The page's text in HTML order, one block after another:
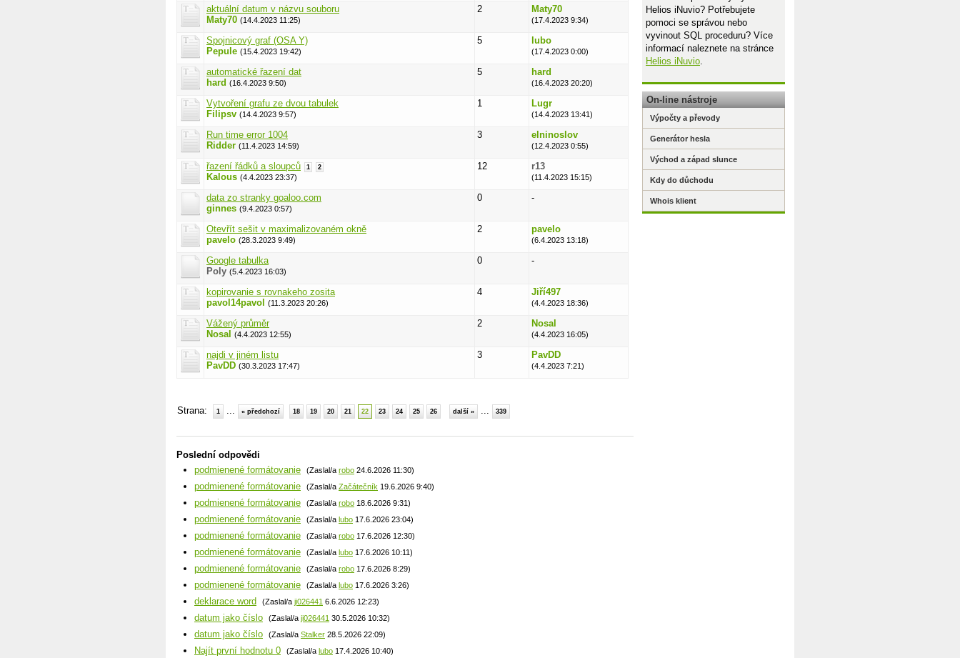
aktuální datum v názvu souboru
Maty70 (14.4.2023 11:25)
2 Maty70
(17.4.2023 9:34)
Spojnicový graf (OSA Y)
Pepule (15.4.2023 19:42)
5 lubo
(17.4.2023 0:00)
automatické řazení dat
hard (16.4.2023 9:50)
5 hard
(16.4.2023 20:20)
Vytvoření grafu ze dvou tabulek
Filipsv (14.4.2023 9:57)
1 Lugr
(14.4.2023 13:41)
Run time error 1004
Ridder (11.4.2023 14:59)
3 elninoslov
(12.4.2023 0:55)
řazení řádků a sloupců 1 2
Kalous (4.4.2023 23:37)
12 r13
(11.4.2023 15:15)
data zo stranky goaloo.com
ginnes (9.4.2023 0:57)
0 -
Otevřít sešit v maximalizovaném okně
pavelo (28.3.2023 9:49)
2 pavelo
(6.4.2023 13:18)
Google tabulka
Poly (5.4.2023 16:03)
0 -
kopirovanie s rovnakeho zosita
pavol14pavol
(11.3.2023 20:26)
4 Jiří497
(4.4.2023 18:36)
Vážený průměr
Nosal (4.4.2023 12:55)
2 Nosal
(4.4.2023 16:05)
najdi v jiném listu
PavDD (30.3.2023 17:47)
3 PavDD
(4.4.2023 7:21)
Strana: 1 ... « předchozí 18 19 20 21 22 23 24 25 26 další » ... 339
Poslední odpovědi
podmienené formátovanie
(Zaslal/a robo 24.6.2026 11:30)
podmienené formátovanie (Zaslal/a Začátečník 19.6.2026 9:40)
podmienené formátovanie (Zaslal/a robo 18.6.2026 9:31)
podmienené formátovanie (Zaslal/a lubo 17.6.2026 23:04)
podmienené formátovanie (Zaslal/a robo 17.6.2026 12:30)
podmienené formátovanie (Zaslal/a lubo 17.6.2026 10:11)
podmienené formátovanie (Zaslal/a robo 17.6.2026 8:29)
podmienené formátovanie (Zaslal/a lubo 17.6.2026 3:26)
deklarace word (Zaslal/a ji026441 6.6.2026 12:23)
datum jako číslo (Zaslal/a ji026441 30.5.2026 10:32)
datum jako číslo (Zaslal/a Stalker 28.5.2026 22:09)
Najít první hodnotu 0 (Zaslal/a lubo 17.4.2026 10:40)
Helios iNuvio? Potřebujete
pomoci se správou nebo
vyvinout SQL proceduru? Více
informací naleznete na stránce
Helios iNuvio.
On-line nástroje
Výpočty a převody
Generátor hesla
Východ a západ slunce
Kdy do důchodu
Whois klient